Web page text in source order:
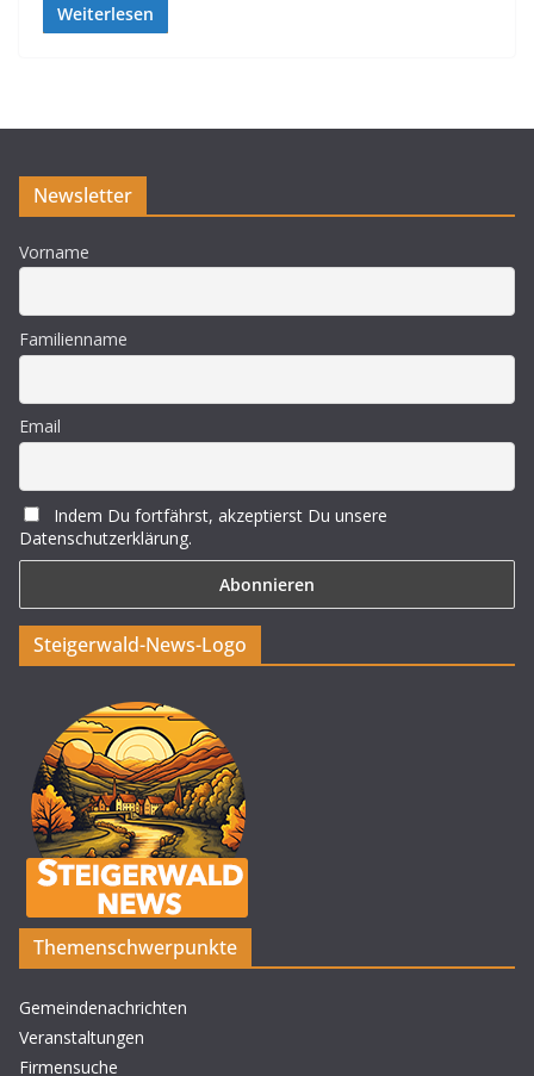
Weiterlesen
Newsletter
Vorname
Familienname
Email
Indem Du fortfährst, akzeptierst Du unsere
Datenschutzerklärung.
Steigerwald-News-Logo
Themenschwerpunkte
Gemeindenachrichten
Veranstaltungen
Firmensuche